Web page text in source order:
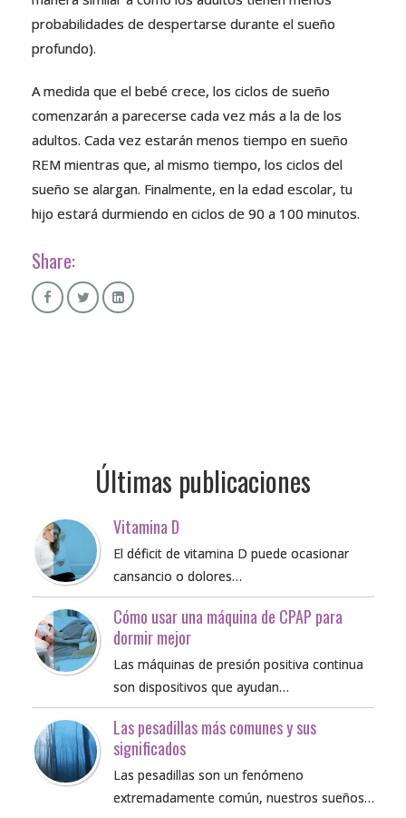
probabilidades de despertarse durante el sueño
profundo).
A medida que el bebé crece, los ciclos de sueño
comenzarán a parecerse cada vez más a la de los
adultos. Cada vez estarán menos tiempo en sueño
REM mientras que, al mismo tiempo, los ciclos del
sueño se alargan. Finalmente, en la edad escolar, tu
hijo estará durmiendo en ciclos de 90 a 100 minutos.
Share:
Últimas publicaciones
Vitamina D
El déficit de vitamina D puede ocasionar
cansancio o dolores…
Cómo usar una máquina de CPAP para
dormir mejor
Las máquinas de presión positiva continua
son dispositivos que ayudan…
Las pesadillas más comunes y sus
significados
Las pesadillas son un fenómeno
extremadamente común, nuestros sueños…